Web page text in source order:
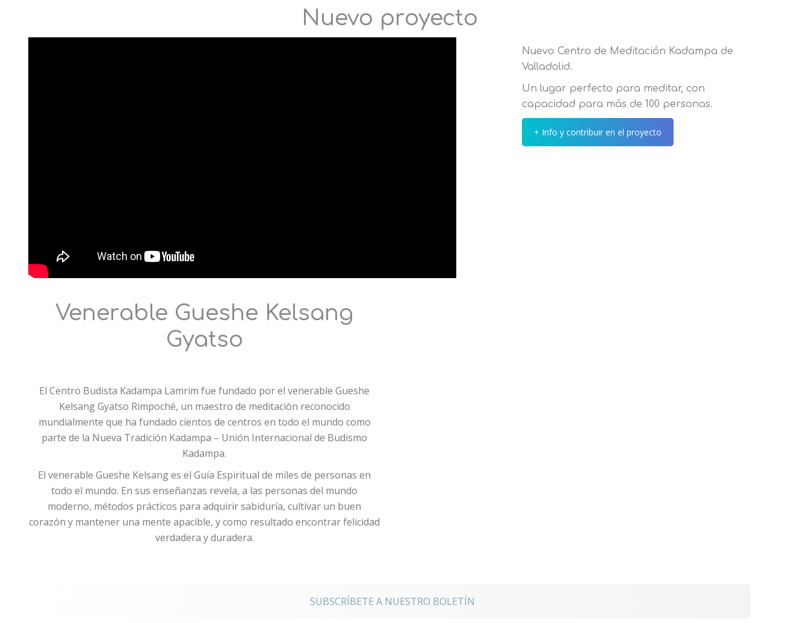
Nuevo proyecto
Nuevo Centro de Meditación Kadampa de
Valladolid.
Un lugar perfecto para meditar, con
capacidad para más de 100 personas.
+ Info y contribuir en el proyecto
Venerable Gueshe Kelsang
Gyatso
El Centro Budista Kadampa Lamrim fue fundado por el venerable Gueshe
Kelsang Gyatso Rimpoché, un maestro de meditación reconocido
mundialmente que ha fundado cientos de centros en todo el mundo como
parte de la Nueva Tradición Kadampa – Unión Internacional de Budismo
Kadampa.
El venerable Gueshe Kelsang es el Guía Espiritual de miles de personas en
todo el mundo. En sus enseñanzas revela, a las personas del mundo
moderno, métodos prácticos para adquirir sabiduría, cultivar un buen
corazón y mantener una mente apacible, y como resultado encontrar felicidad
verdadera y duradera.
SUBSCRÍBETE A NUESTRO BOLETÍN